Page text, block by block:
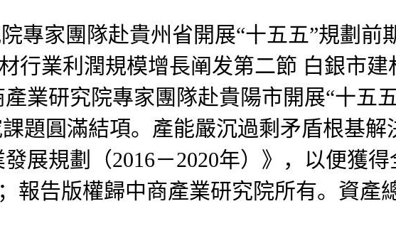
家團隊赴貴州省開展“十五五”規劃前
業利潤規模增長阐发第二節 白銀市建
業研究院專家團隊赴貴陽市開展“十五
題圓滿結項。產能嚴沉過剩矛盾根基解
展規劃（2016－2020年）》，以便獲
報告版權歸中商產業研究院所有。資產